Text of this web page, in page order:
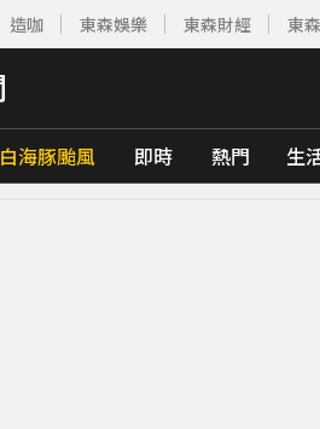
造咖 東森娛樂 東森財經 東
白海豚颱風 即時 熱門 生